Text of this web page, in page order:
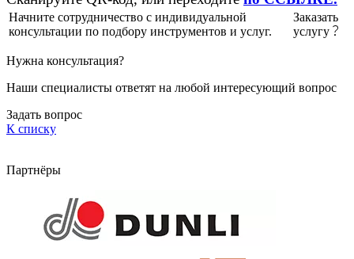
Начните сотрудничество с индивидуальной
консультации по подбору инструментов и услуг.
Заказать
услугу
Нужна консультация?
Наши специалисты ответят на любой интересующий вопрос
Задать вопрос
К списку
Партнёры